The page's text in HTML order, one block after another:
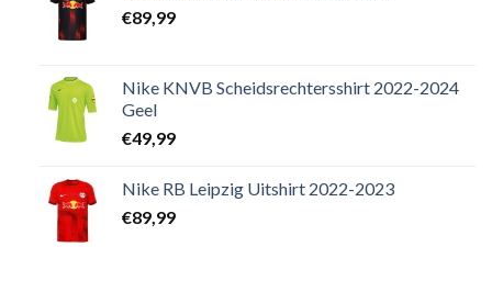
€89,99
Nike KNVB Scheidsrechtersshirt 2022-2024
Geel
€49,99
Nike RB Leipzig Uitshirt 2022-2023
€89,99